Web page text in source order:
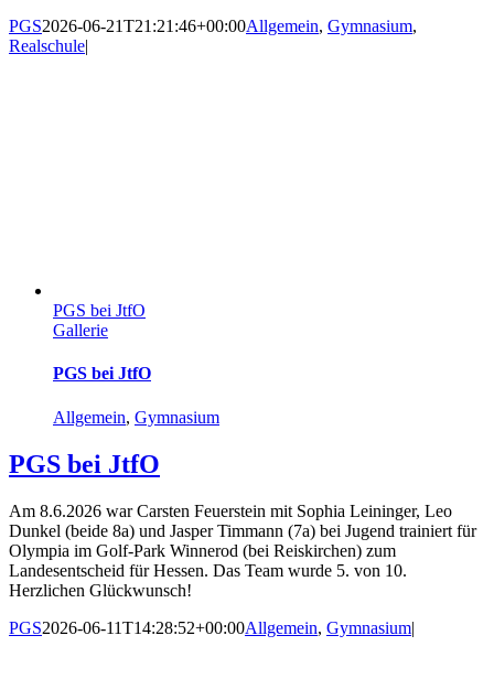
PGS2026-06-21T21:21:46+00:00Allgemein, Gymnasium,
Realschule|
PGS bei JtfO
Gallerie
PGS bei JtfO
Allgemein, Gymnasium
PGS bei JtfO
Am 8.6.2026 war Carsten Feuerstein mit Sophia Leininger, Leo
Dunkel (beide 8a) und Jasper Timmann (7a) bei Jugend trainiert für
Olympia im Golf-Park Winnerod (bei Reiskirchen) zum
Landesentscheid für Hessen. Das Team wurde 5. von 10.
Herzlichen Glückwunsch!
PGS2026-06-11T14:28:52+00:00Allgemein, Gymnasium|